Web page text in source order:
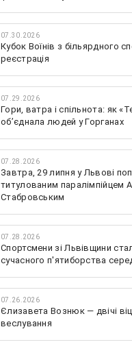
07.30.2026
Кубок Воїнів з більярдного
реєстрація
07.29.2026
Гори, ватра і спільнота: як
об’єднала людей у Горганах
07.28.2026
Завтра, 29 липня у Львові
титулованим паралімпійцем
Стабровським
07.28.2026
Спортсмени зі Львівщини
сучасного п'ятиборства
07.26.2026
Єлизавета Вознюк — двічі
веслування